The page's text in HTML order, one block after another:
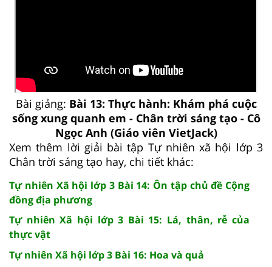
Bài giảng: Bài 13: Thực hành: Khám phá cuộc
sống xung quanh em - Chân trời sáng tạo - Cô
Ngọc Anh (Giáo viên VietJack)
Xem thêm lời giải bài tập Tự nhiên xã hội lớp 3
Chân trời sáng tạo hay, chi tiết khác:
Tự nhiên Xã hội lớp 3 Bài 14: Ôn tập chủ đề Cộng
đồng địa phương
Tự nhiên Xã hội lớp 3 Bài 15: Lá, thân, rễ của
thực vật
Tự nhiên Xã hội lớp 3 Bài 16: Hoa và quả